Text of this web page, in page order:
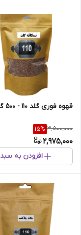
قهوه فوری گلد 110 - 500 گرم
3,500,000
15%
2,975,000
افزودن به سبد